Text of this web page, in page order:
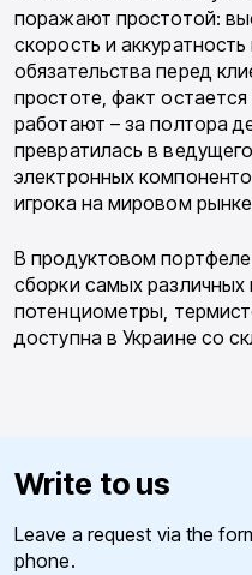
поражают простотой:
скорость и
обязательства перед
простоте, факт
работают – за полтора
превратилась в
электронных
игрока на мировом
В продуктовом
сборки самых различных
потенциометры,
доступна в Украине со
Write to us
Leave a request via the
phone.